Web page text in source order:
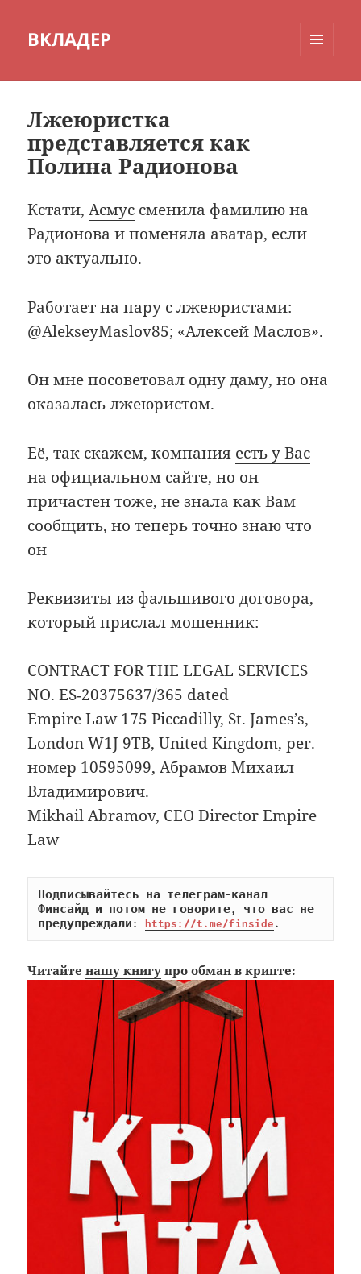
ВКЛАДЕР
Лжеюристка
представляется как
Полина Радионова
Кстати,Асмус сменила фамилию на
Радионова и поменяла аватар, если
это актуально.
Работает на пару с лжеюристами:
@AlekseyMaslov85; «Алексей Маслов».
Он мне посоветовал одну даму, но она
оказалась лжеюристом.
Её, так скажем, компания есть у Вас
на официальном сайте, но он
причастен тоже, не знала как Вам
сообщить, но теперь точно знаю что
он
Реквизиты из фальшивого договора,
который прислал мошенник:
CONTRACT FOR THE LEGAL SERVICES
NO. ES‐20375637/365 dated
Empire Law 175 Piccadilly, St. James’s,
London W1J 9TB, United Kingdom, рег.
номер 10595099, Абрамов Михаил
Владимирович.
Mikhail Abramov, CEO Director Empire
Law
Подписывайтесь на телеграм-канал
Финсайд и потом не говорите, что вас не
предупреждали: https://t.me/finside.
Читайтенашу книгу про обман в крипте: